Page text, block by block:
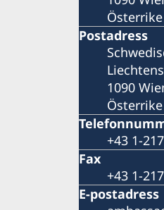
Österrike
Postadress
1090
Österrike
+43 1-
Fax
+43 1-
E-postadress